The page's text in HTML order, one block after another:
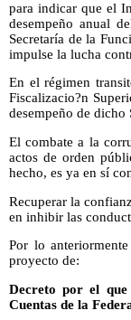
para indicar que el
desempeño anual
Secretaría de la
impulse la lucha
En el régimen
Fiscalizacio?n
desempeño de dicho
El combate a la
actos de orden
hecho, es ya en sí
Recuperar la
en inhibir las
Por lo
proyecto de:
Decreto por el que
Cuentas de la